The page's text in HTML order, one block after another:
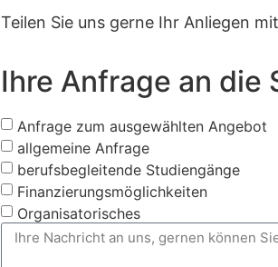
Teilen Sie uns gerne Ihr Anliegen
Ihre Anfrage an die
Anfrage zum ausgewählten Angebot
allgemeine Anfrage
berufsbegleitende Studiengänge
Finanzierungsmöglichkeiten
Organisatorisches